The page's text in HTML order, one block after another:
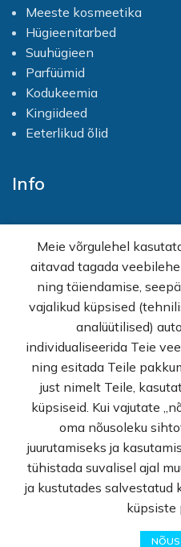
Meeste kosmeetika
Hügieenitarbed
Suuhügieen
Parfüümid
Kodukeemia
Kingiideed
Eeterlikud õlid
Info
E-pood
Kampaaniad
Hulgimüük
Ostuabi
Müügitingimused
Privaatsuspoliitika
Kontakt
© Rekvi.ee
Webber OU
Meie võrgulehel
aitavad tagada
ning täiendamise,
vajalikud küpsised
analüütilised)
individualiseerida Teie
ning esitada Teile
just nimelt Teile,
küpsiseid. Kui vajutate
oma nõusoleku
juurutamiseks ja
tühistada suvalisel ajal
ja kustutades salvestatud
küpsiste